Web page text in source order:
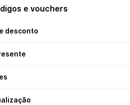
e vouchers
desconto